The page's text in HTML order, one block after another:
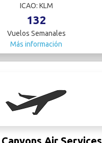
ICAO: KLM
132
Vuelos Semanales
Más información